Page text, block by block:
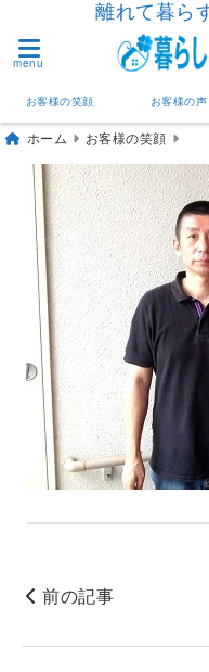
離れて暮ら
menu
お客様の笑顔 お客様の声
ホーム お客様の笑顔
前の記事